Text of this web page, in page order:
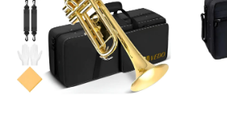
1x Mesa de som